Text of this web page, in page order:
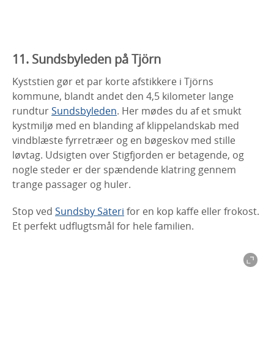
11. Sundsbyleden på Tjörn
Kyststien gør et par korte afstikkere i Tjörns
kommune, blandt andet den 4,5 kilometer lange
rundturSundsbyleden. Her mødes du af et smukt
kystmiljø med en blanding af klippelandskab med
vindblæste fyrretræer og en bøgeskov med stille
løvtag. Udsigten over Stigfjorden er betagende, og
nogle steder er der spændende klatring gennem
trange passager og huler.
Stop ved Sundsby Säteri for en kop kaffe eller frokost.
Et perfekt udflugtsmål for hele familien.